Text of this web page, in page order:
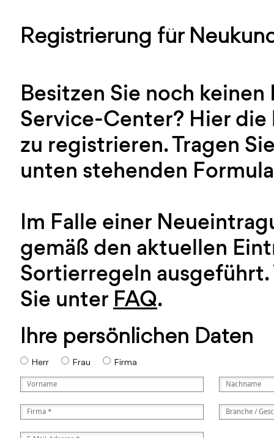
Registrierung für
Besitzen Sie noch
Service-Center? Hier
zu registrieren. Tragen
unten stehenden
Im Falle einer
gemäß den aktuellen
Sortierregeln
Sie unter FAQ.
Ihre persönlichen Daten
Herr Frau Firma